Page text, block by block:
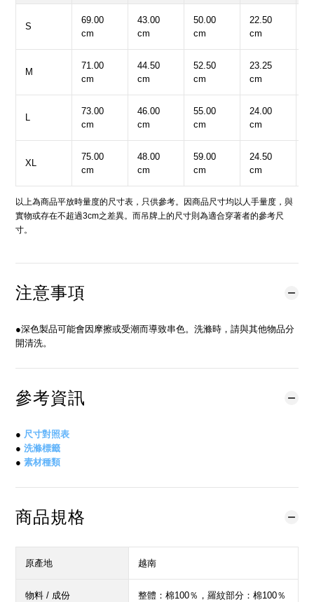
S
69.00
cm
43.00
cm
50.00
cm
22.50
cm
M
71.00
cm
44.50
cm
52.50
cm
23.25
cm
L
73.00
cm
46.00
cm
55.00
cm
24.00
cm
XL
75.00
cm
48.00
cm
59.00
cm
24.50
cm
以上為商品平放時量度的尺寸表，只供參考。因商品尺寸均以人手量度，與
實物或存在不超過3cm之差異。而吊牌上的尺寸則為適合穿著者的參考尺
寸。
注意事項
●深色製品可能會因摩擦或受潮而導致串色。洗滌時，請與其他物品分
開清洗。
參考資訊
● 尺寸對照表
● 洗滌標籤
● 素材種類
商品規格
原產地 越南
物料 / 成份 整體：棉100％，羅紋部分：棉100％